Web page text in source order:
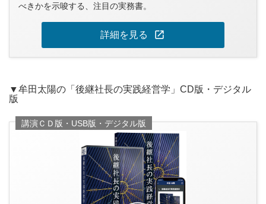
べきかを示唆する、注目の実務書。
詳細を見る open_in_new
▼牟田太陽の「後継社長の実践経営学」CD版・デジタル
版
講演ＣＤ版・USB版・デジタル版